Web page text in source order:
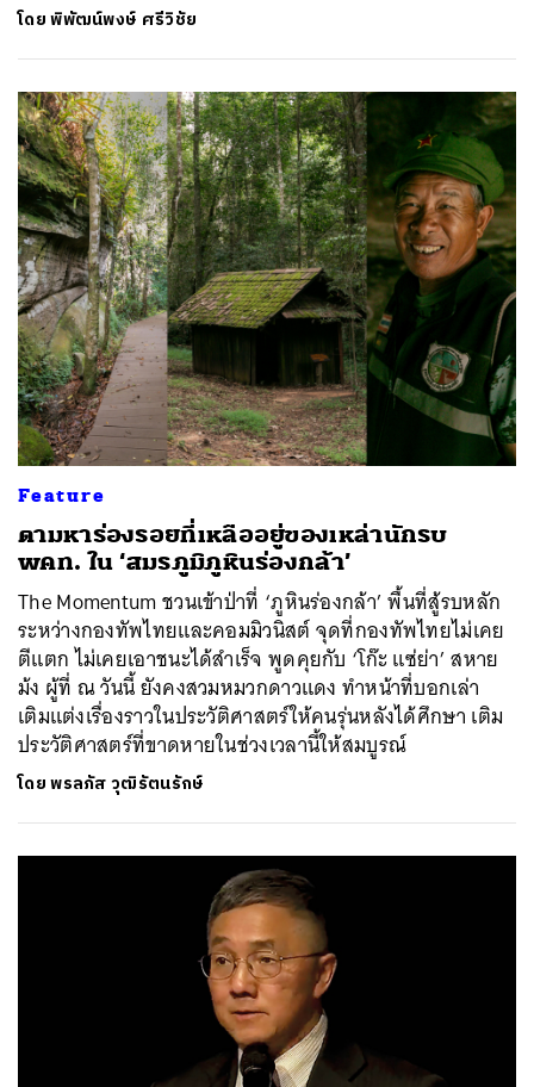
โดยพิพัฒน์พงษ์ ศรีวิชัย
Feature
ตามหาร่องรอยที่เหลืออยู่ของเหล่านักรบ
พคท. ใน ‘สมรภูมิภูหินร่องกล้า’
The Momentum ชวนเข้าป่าที่ ‘ภูหินร่องกล้า’ พื้นที่สู้รบหลัก
ระหว่างกองทัพไทยและคอมมิวนิสต์ จุดที่กองทัพไทยไม่เคย
ตีแตก ไม่เคยเอาชนะได้สำเร็จ พูดคุยกับ ‘โก๊ะ แซ่ย่า’ สหาย
ม้ง ผู้ที่ ณ วันนี้ ยังคงสวมหมวกดาวแดง ทำหน้าที่บอกเล่า
เติมแต่งเรื่องราวในประวัติศาสตร์ให้คนรุ่นหลังได้ศึกษา เติม
ประวัติศาสตร์ที่ขาดหายในช่วงเวลานี้ให้สมบูรณ์
โดยพรลภัส วุฒิรัตนรักษ์